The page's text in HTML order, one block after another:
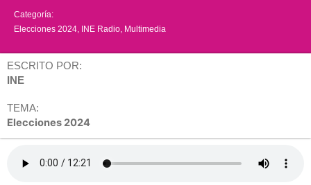
Categoría:
Elecciones 2024 INE Radio Multimedia
ESCRITO POR:
INE
TEMA:
Elecciones 2024